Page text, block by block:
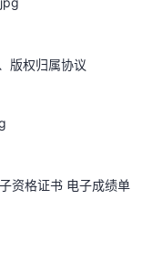
版权归属协议
资格证书 电子成绩单